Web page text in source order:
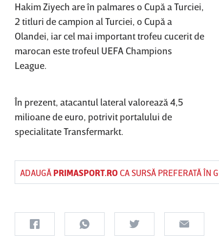
Hakim Ziyech are în palmares o Cupă a Turciei,
2 titluri de campion al Turciei, o Cupă a
Olandei, iar cel mai important trofeu cucerit de
marocan este trofeul UEFA Champions
League.
În prezent, atacantul lateral valorează 4,5
milioane de euro, potrivit portalului de
specialitate Transfermarkt.
ADAUGĂ PRIMASPORT.ROCA SURSĂ PREFERATĂ ÎN